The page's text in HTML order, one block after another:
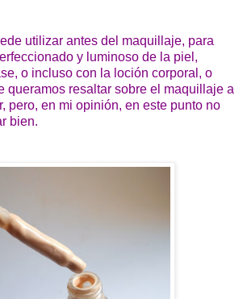
utilizar antes del maquillaje, para
y luminoso de la piel,
o incluso con la loción corporal, o
queramos resaltar sobre el maquillaje a
pero, en mi opinión, en este punto no
bien.